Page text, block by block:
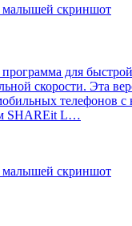
для быстрой
скорости. Эта
телефонов
SHAREit L…